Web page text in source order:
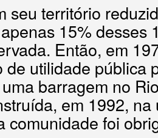
seu território
15% desses
Então, em
de utilidade pública
barragem no
em 1992,
comunidade foi